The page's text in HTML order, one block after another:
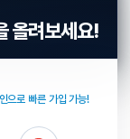
올려보세요!
으로 빠른 가입 가능!